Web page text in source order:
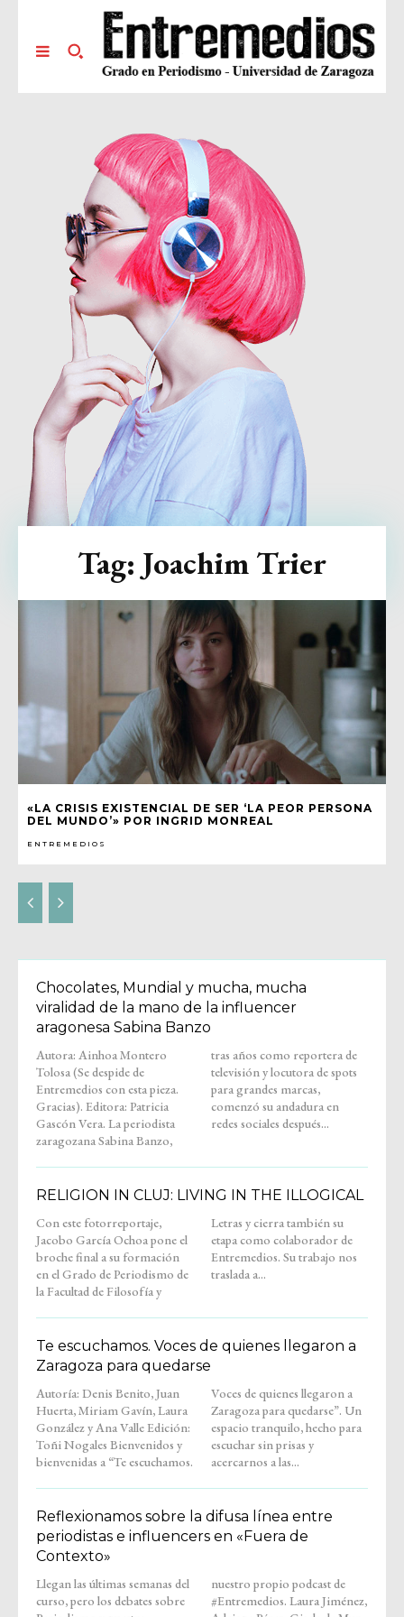
«LA CRISIS EXISTENCIAL DE SER ‘LA PEOR PERSONA
DEL MUNDO’» POR INGRID MONREAL
ENTREMEDIOS
Tag: Joachim Trier
Chocolates, Mundial y mucha, mucha
viralidad de la mano de la influencer
aragonesa Sabina Banzo
Autora: Ainhoa Montero
Tolosa (Se despide de
Entremedios con esta pieza.
Gracias). Editora: Patricia
Gascón Vera. La periodista
zaragozana Sabina Banzo,
tras años como reportera de
televisión y locutora de spots
para grandes marcas,
comenzó su andadura en
redes sociales después...
RELIGION IN CLUJ: LIVING IN THE ILLOGICAL
Con este fotorreportaje,
Jacobo García Ochoa pone el
broche final a su formación
en el Grado de Periodismo de
la Facultad de Filosofía y
Letras y cierra también su
etapa como colaborador de
Entremedios. Su trabajo nos
traslada a...
Te escuchamos. Voces de quienes llegaron a
Zaragoza para quedarse
Autoría: Denis Benito, Juan
Huerta, Miriam Gavín, Laura
González y Ana Valle Edición:
Toñi Nogales Bienvenidos y
bienvenidas a “Te escuchamos.
Voces de quienes llegaron a
Zaragoza para quedarse”. Un
espacio tranquilo, hecho para
escuchar sin prisas y
acercarnos a las...
Reflexionamos sobre la difusa línea entre
periodistas e influencers en «Fuera de
Contexto»
Llegan las últimas semanas del
curso, pero los debates sobre
nuestro propio podcast de
#Entremedios. Laura Jiménez,